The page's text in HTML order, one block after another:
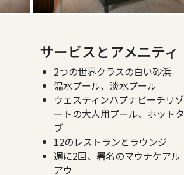
サービスとアメニティ
2つの世界クラスの白い砂浜
温水プール、淡水プール
ウェスティンハプナビーチリゾ
ートの大人用プール、ホットタ
ブ
12のレストランとラウンジ
週に2回、署名のマウナケアル
アウ